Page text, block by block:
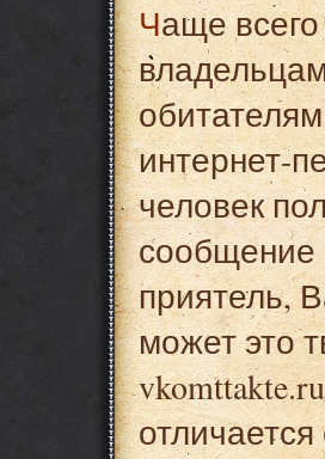
Чаще всего фишинговые атаки применяются к
интернет-
человек
сообщение
приятель,
может это